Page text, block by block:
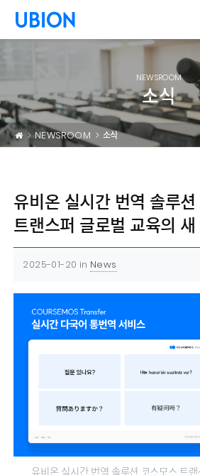
메뉴 건너 뛰기
NEWSROOM
소식
NEWSROOM 소식
유비온 실시간 번역 솔루션
트랜스퍼 글로벌 교육의
2025-01-20 in News
유비온 실시간 번역 솔루션 코스모스 트